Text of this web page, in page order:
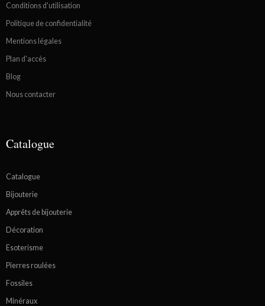
Conditions d'utilisation
Politique de confidentialité
Mentions légales
Plan d'accès
Blog
Nous contacter
Catalogue
Catalogue
Bijouterie
Apprêts de bijouterie
Décoration
Esoterisme
Pierres roulées
Fossiles
Minéraux